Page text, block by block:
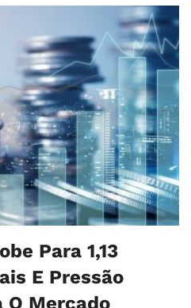
Para 1,13
E Pressão
O Mercado